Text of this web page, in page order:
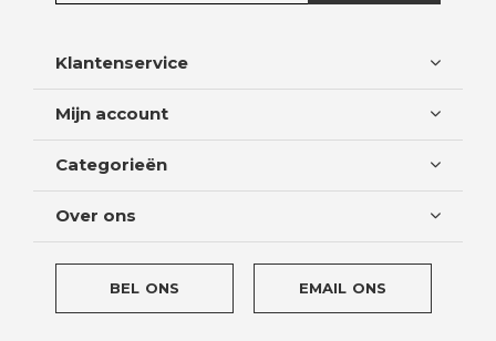
Klantenservice
Mijn account
Categorieën
Over ons
BEL ONS EMAIL ONS